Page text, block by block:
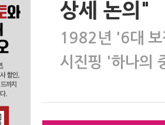
상세 논의"
1982년 '6대 보
시진핑 '하나의